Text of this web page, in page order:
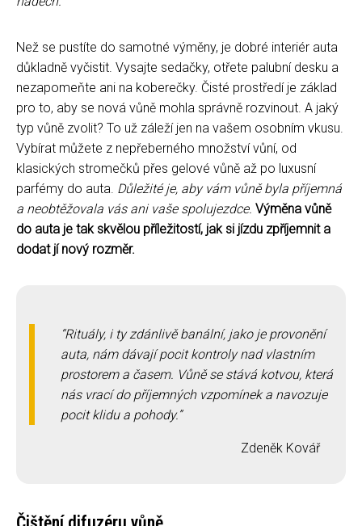
Než se pustíte do samotné výměny, je dobré interiér auta
důkladně vyčistit. Vysajte sedačky, otřete palubní desku a
nezapomeňte ani na koberečky. Čisté prostředí je základ
pro to, aby se nová vůně mohla správně rozvinout. A jaký
typ vůně zvolit? To už záleží jen na vašem osobním vkusu.
Vybírat můžete z nepřeberného množství vůní, od
klasických stromečků přes gelové vůně až po luxusní
parfémy do auta. Důležité je, aby vám vůně byla příjemná
a neobtěžovala vás ani vaše spolujezdce. Výměna vůně
do auta je tak skvělou příležitostí, jak si jízdu zpříjemnit a
dodat jí nový rozměr.
Rituály, i ty zdánlivě banální, jako je provonění
auta, nám dávají pocit kontroly nad vlastním
prostorem a časem. Vůně se stává kotvou, která
nás vrací do příjemných vzpomínek a navozuje
pocit klidu a pohody.
Zdeněk Kovář